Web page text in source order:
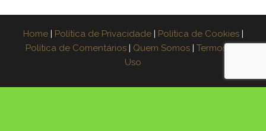
Home | Política de Privacidade | Política de Cookies |
Política de Comentários | Quem Somos | Termos de
Uso